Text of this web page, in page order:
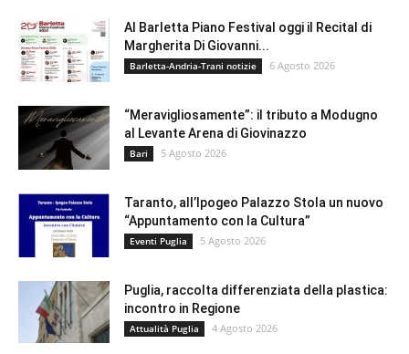
Al Barletta Piano Festival oggi il Recital di
Margherita Di Giovanni...
Barletta-Andria-Trani notizie 6 Agosto 2026
“Meravigliosamente”: il tributo a Modugno
al Levante Arena di Giovinazzo
Bari 5 Agosto 2026
Taranto, all’Ipogeo Palazzo Stola un nuovo
“Appuntamento con la Cultura”
Eventi Puglia 5 Agosto 2026
Puglia, raccolta differenziata della plastica:
incontro in Regione
Attualità Puglia 4 Agosto 2026